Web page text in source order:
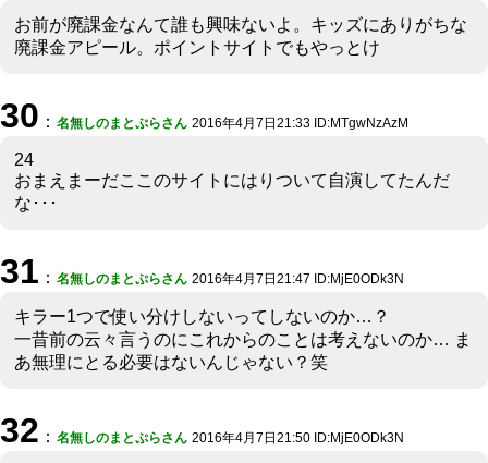
お前が廃課金なんて誰も興味ないよ。キッズにありがちな
廃課金アピール。ポイントサイトでもやっとけ
30 ： 名無しのまとぷらさん 2016年4月7日21:33 ID:MTgwNzAzM
24
おまえまーだここのサイトにはりついて自演してたんだ
な･･･
31 ： 名無しのまとぷらさん 2016年4月7日21:47 ID:MjE0ODk3N
キラー1つで使い分けしないってしないのか…？
一昔前の云々言うのにこれからのことは考えないのか… ま
あ無理にとる必要はないんじゃない？笑
32 ： 名無しのまとぷらさん 2016年4月7日21:50 ID:MjE0ODk3N